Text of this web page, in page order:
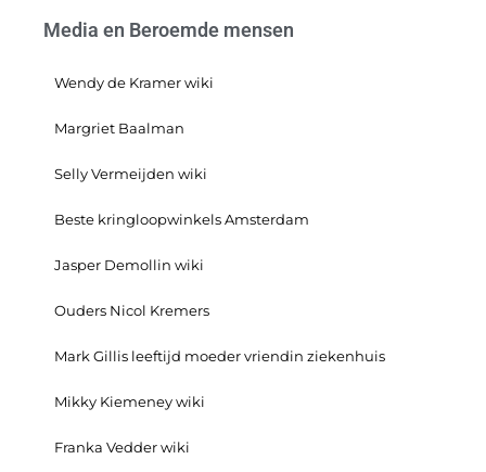
Media en Beroemde mensen
Wendy de Kramer wiki
Margriet Baalman
Selly Vermeijden wiki
Beste kringloopwinkels Amsterdam
Jasper Demollin wiki
Ouders Nicol Kremers
Mark Gillis leeftijd moeder vriendin ziekenhuis
Mikky Kiemeney wiki
Franka Vedder wiki